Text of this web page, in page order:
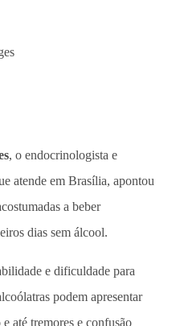
, o endocrinologista e
atende em Brasília, apontou
a beber
dias sem álcool.
e dificuldade para
podem apresentar
até tremores e confusão